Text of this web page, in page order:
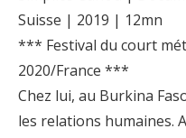
Suisse | 2019 | 12mn
*** Festival du court
2020/France ***
Chez lui, au Burkina
les relations humaines.